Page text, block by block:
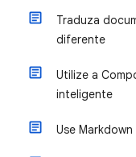
Traduza
diferente
Utilize a
inteligente
Use